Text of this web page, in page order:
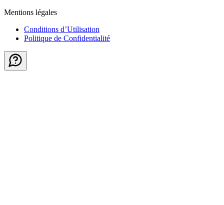
Mentions légales
Conditions d’Utilisation
Politique de Confidentialité